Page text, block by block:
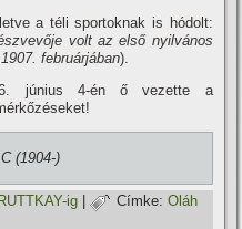
a téli sportoknak is hódolt:
volt az első nyilvános
februárjában).
június 4-én ő vezette a
(1904-)
ig | Címke: Oláh